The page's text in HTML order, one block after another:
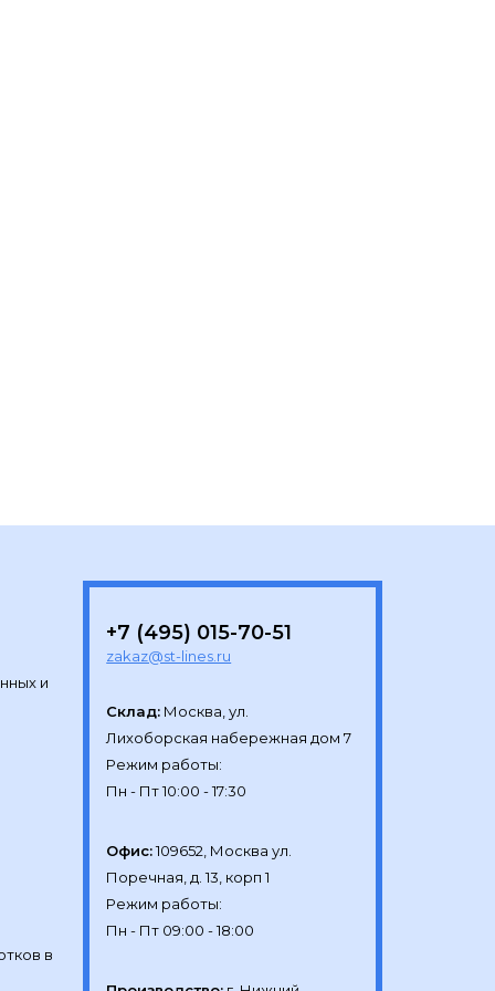
и
+7 (495) 015-70-51
zakaz@st-lines.ru
Склад: Москва, ул.
Лихоборская набережная дом 7
Режим работы:
Офис: 109652, Москва ул.
Поречная, д. 13, корп 1
Режим работы:
в